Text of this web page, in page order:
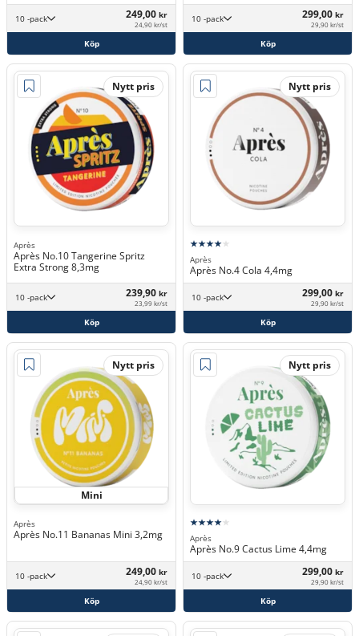
10 -pack 249,00 kr
24,90 kr/st
Köp
10 -pack 299,00 kr
29,90 kr/st
Köp
Nytt pris
Après
Après No.10 Tangerine Spritz
Extra Strong 8,3mg
10 -pack 239,90 kr
23,99 kr/st
Köp
Nytt pris
Après
Après No.4 Cola 4,4mg
10 -pack 299,00 kr
29,90 kr/st
Köp
Nytt pris
Mini
Après
Après No.11 Bananas Mini 3,2mg
10 -pack 249,00 kr
24,90 kr/st
Köp
Nytt pris
Après
Après No.9 Cactus Lime 4,4mg
10 -pack 299,00 kr
29,90 kr/st
Köp